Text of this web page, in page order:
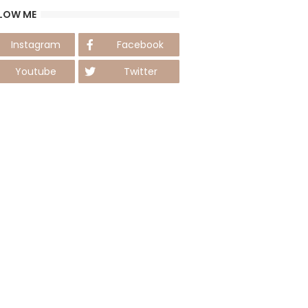
ME
Instagram
Facebook
Youtube
Twitter